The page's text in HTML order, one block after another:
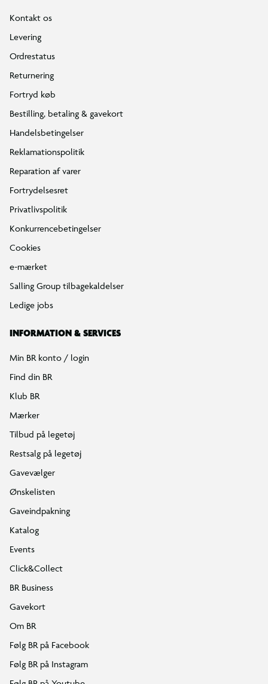
Kontakt os
Levering
Ordrestatus
Returnering
Fortryd køb
Bestilling, betaling & gavekort
Handelsbetingelser
Reklamationspolitik
Reparation af varer
Fortrydelsesret
Privatlivspolitik
Konkurrencebetingelser
Cookies
e-mærket
Salling Group tilbagekaldelser
Ledige jobs
INFORMATION & SERVICES
Min BR konto / login
Find din BR
Klub BR
Mærker
Tilbud på legetøj
Restsalg på legetøj
Gavevælger
Ønskelisten
Gaveindpakning
Katalog
Events
Click&Collect
BR Business
Gavekort
Om BR
Følg BR på Facebook
Følg BR på Instagram